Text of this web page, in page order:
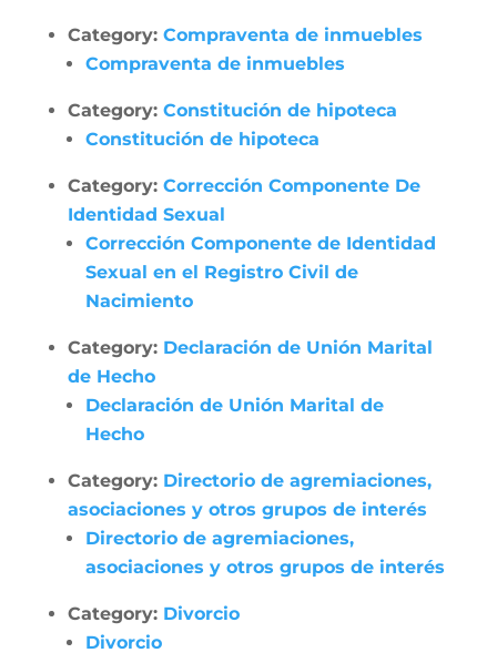
Category: Compraventa de inmuebles
Compraventa de inmuebles
Category: Constitución de hipoteca
Constitución de hipoteca
Category: Corrección Componente De
Identidad Sexual
Corrección Componente de Identidad
Sexual en el Registro Civil de
Nacimiento
Category: Declaración de Unión Marital
de Hecho
Declaración de Unión Marital de
Hecho
Category: Directorio de agremiaciones,
asociaciones y otros grupos de interés
Directorio de agremiaciones,
asociaciones y otros grupos de interés
Category: Divorcio
Divorcio